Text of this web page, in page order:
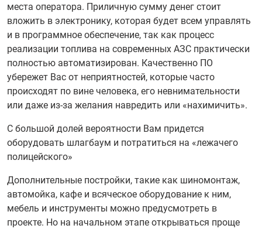
места оператора. Приличную сумму денег стоит
вложить в электронику, которая будет всем управлять
и в программное обеспечение, так как процесс
реализации топлива на современных АЗС практически
полностью автоматизирован. Качественно ПО
убережет Вас от неприятностей, которые часто
происходят по вине человека, его невнимательности
или даже из-за желания навредить или «нахимичить».
С большой долей вероятности Вам придется
оборудовать шлагбаум и потратиться на «лежачего
полицейского»
Дополнительные постройки, такие как шиномонтаж,
автомойка, кафе и всяческое оборудование к ним,
мебель и инструменты можно предусмотреть в
проекте. Но на начальном этапе открываться проще